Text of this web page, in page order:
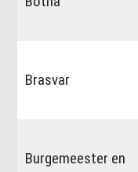
Brasvar
Burgemeester en